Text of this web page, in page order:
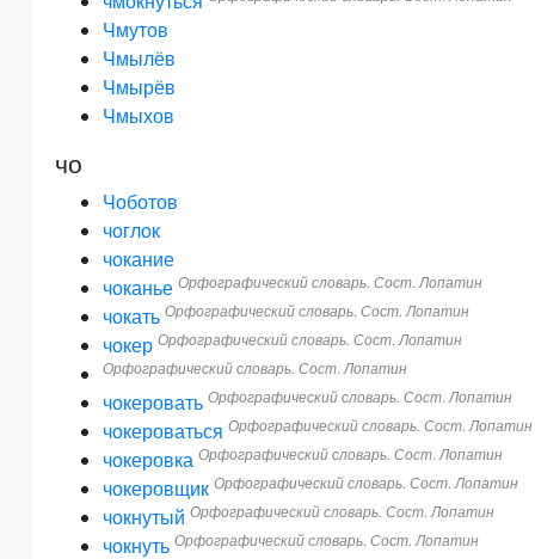
Чмутов
Чмылёв
Чмырёв
Чмыхов
чо
Чоботов
чоглок
чокание
чоканье Орфографический словарь. Сост. Лопатин
чокать Орфографический словарь. Сост. Лопатин
чокер Орфографический словарь. Сост. Лопатин
Орфографический словарь. Сост. Лопатин
чокеровать Орфографический словарь. Сост. Лопатин
чокероваться Орфографический словарь. Сост. Лопатин
чокеровка Орфографический словарь. Сост. Лопатин
чокеровщик Орфографический словарь. Сост. Лопатин
чокнутый Орфографический словарь. Сост. Лопатин
чокнуть Орфографический словарь. Сост. Лопатин